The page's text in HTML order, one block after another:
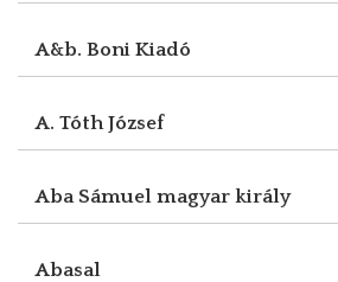
A&b. Boni Kiadó
A. Tóth József
Aba Sámuel magyar király
Abasal